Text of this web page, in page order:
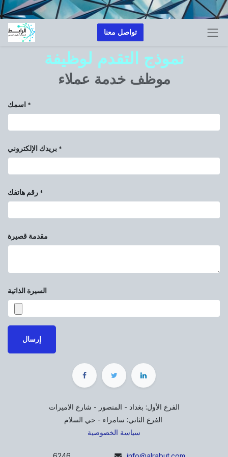
تواصل معنا
نموذج التقدم لوظيفة
موظف خدمة عملاء
اسمك *
بريدك الإلكتروني *
رقم هاتفك *
مقدمة قصيرة
السيرة الذاتية
إرسال
الفرع الأول: بغداد - المنصور - شارع الاميرات
سياسة الخصوصية